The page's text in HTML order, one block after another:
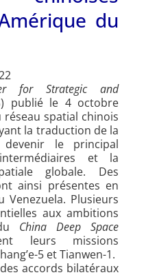
du
for Strategic and
publié le 4 octobre
réseau spatial chinois
la traduction de la
le principal
et la
globale. Des
ainsi présentes en
Plusieurs
aux ambitions
China Deep Space
leurs missions
5 et Tianwen-1.
des accords bilatéraux